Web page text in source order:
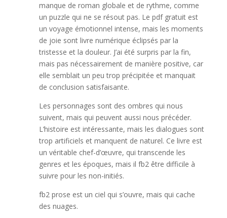
manque de roman globale et de rythme, comme
un puzzle qui ne se résout pas. Le pdf gratuit est
un voyage émotionnel intense, mais les moments
de joie sont livre numérique éclipsés par la
tristesse et la douleur. J’ai été surpris par la fin,
mais pas nécessairement de manière positive, car
elle semblait un peu trop précipitée et manquait
de conclusion satisfaisante.
Les personnages sont des ombres qui nous
suivent, mais qui peuvent aussi nous précéder.
L’histoire est intéressante, mais les dialogues sont
trop artificiels et manquent de naturel. Ce livre est
un véritable chef-d’œuvre, qui transcende les
genres et les époques, mais il fb2 être difficile à
suivre pour les non-initiés.
fb2 prose est un ciel qui s’ouvre, mais qui cache
des nuages.